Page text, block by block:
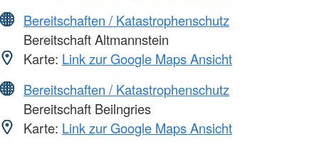
Bereitschaften / Katastrophenschutz
Bereitschaft Altmannstein
Karte: Link zur Google Maps Ansicht
Bereitschaften / Katastrophenschutz
Bereitschaft Beilngries
Karte: Link zur Google Maps Ansicht